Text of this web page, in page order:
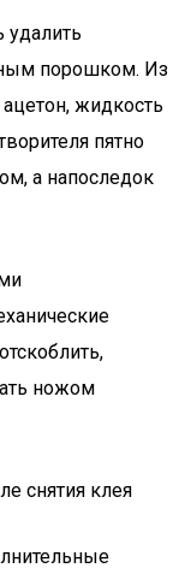
удалить
порошком. Из
жидкость
пятно
а напоследок
ножом
снятия клея